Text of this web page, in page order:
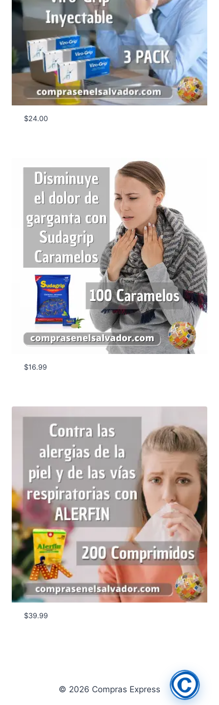
$24.00
$16.99
$39.99
© 2026 Compras Express